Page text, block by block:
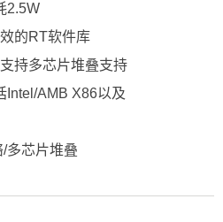
2.5W
的RT软件库
持多芯片堆叠支持
Intel/AMB X86以及
多芯片堆叠